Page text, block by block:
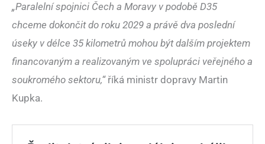
„Paralelní spojnici Čech a Moravy v podobě D35
chceme dokončit do roku 2029 a právě dva poslední
úseky v délce 35 kilometrů mohou být dalším projektem
financovaným a realizovaným ve spolupráci veřejného a
soukromého sektoru,“říká ministr dopravy Martin
Kupka.